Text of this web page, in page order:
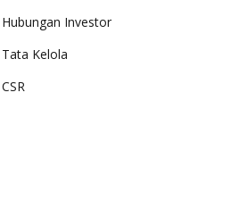
Hubungan Investor
Tata Kelola
CSR